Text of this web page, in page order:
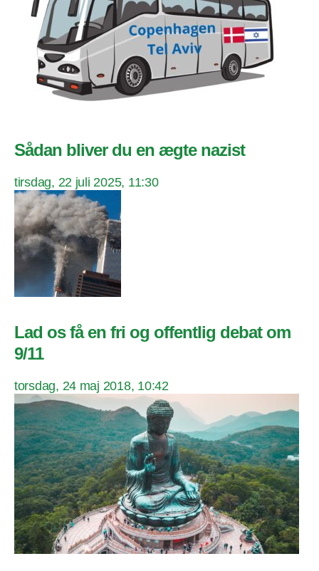
Sådan bliver du en ægte nazist
tirsdag, 22 juli 2025, 11:30
Lad os få en fri og offentlig debat om
9/11
torsdag, 24 maj 2018, 10:42